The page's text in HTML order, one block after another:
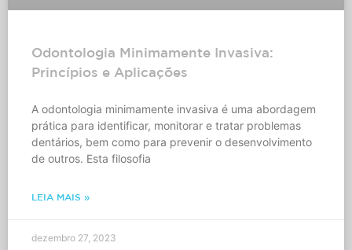
Odontologia Minimamente Invasiva:
Princípios e Aplicações
A odontologia minimamente invasiva é uma abordagem
prática para identificar, monitorar e tratar problemas
dentários, bem como para prevenir o desenvolvimento
de outros. Esta filosofia
LEIA MAIS »
dezembro 27, 2023